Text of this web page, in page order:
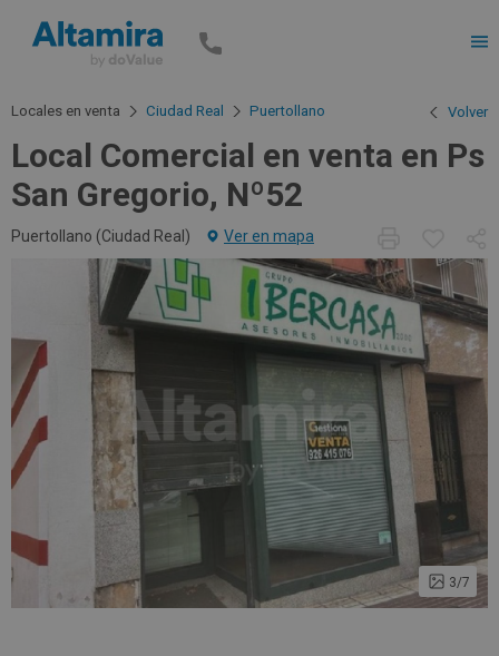
Locales en venta Ciudad Real Puertollano Volver
Local Comercial en venta en Ps
San Gregorio, Nº52
Puertollano (Ciudad Real ) Ver en mapa
3/7